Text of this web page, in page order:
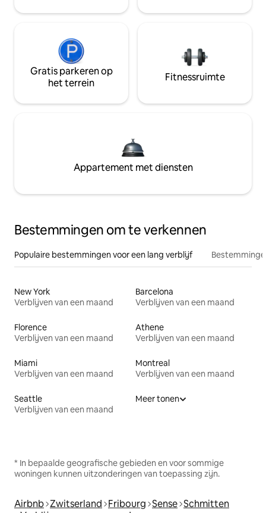
Gratis parkeren op
het terrein
Fitnessruimte
Appartement met diensten
Bestemmingen om te verkennen
Populaire bestemmingen voor een lang verblijf
New York
Verblijven van een maand
Barcelona
Verblijven van een maand
Florence
Verblijven van een maand
Athene
Verblijven van een maand
Miami
Verblijven van een maand
Montreal
Verblijven van een maand
Seattle
Verblijven van een maand
Meer tonen
* In bepaalde geografische gebieden en voor sommige
woningen kunnen uitzonderingen van toepassing zijn.
Airbnb Zwitserland Fribourg Sense Schmitten